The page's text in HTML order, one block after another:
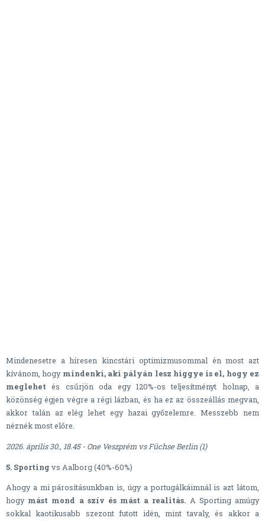
Mindenesetre a híresen kincstári optimizmusommal én most azt
kívánom, hogy mindenki, aki pályán lesz higgye is el, hogy ez
meglehetés csűrjön oda egy 120%-os teljesítményt holnap, a
közönség égjen végre a régi lázban, és ha ez az összeállás megvan,
akkor talán az elég lehet egy hazai győzelemre. Messzebb nem
néznék most előre.
2026. április 30., 18.45 - One Veszprém vs Füchse Berlin (1)
5. Sporting vs Aalborg (40%-60%)
Ahogy a mi párosításunkban is, úgy a portugálkáimnál is azt látom,
hogy mást mond a szív és mást a realitás. A Sporting amúgy
sokkal kaotikusabb szezont futott idén, mint tavaly, és akkor a